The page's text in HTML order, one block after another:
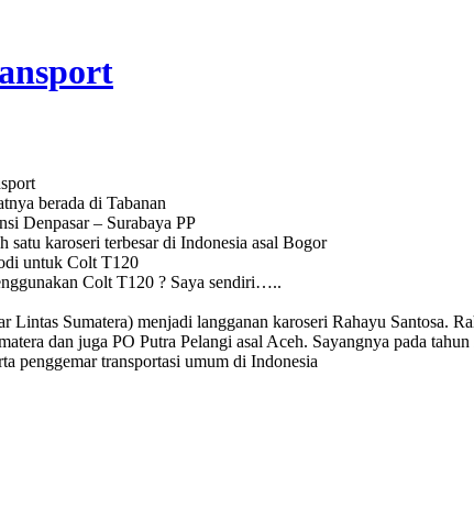
berada di Tabanan
Denpasar – Surabaya PP
satu karoseri terbesar di Indonesia asal Bogor
untuk Colt T120
Colt T120 ? Saya sendiri…..
Lintas Sumatera) menjadi langganan karoseri Rahayu Santosa.
dan juga PO Putra Pelangi asal Aceh. Sayangnya pada
penggemar transportasi umum di Indonesia